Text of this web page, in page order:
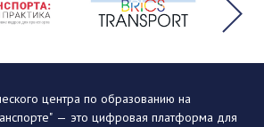
центра по образованию на
— это цифровая платформа для